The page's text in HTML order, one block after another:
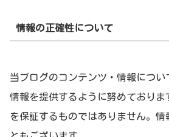
情報の正確性について
当ブログのコンテンツ・情報につい
情報を提供するように努めておりま
を保証するものではありません。情